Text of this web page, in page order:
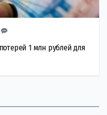
1 млн рублей для